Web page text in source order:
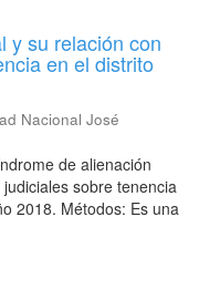
y su relación con
en el distrito
Nacional José
de alienación
sobre tenencia
2018. Métodos: Es una